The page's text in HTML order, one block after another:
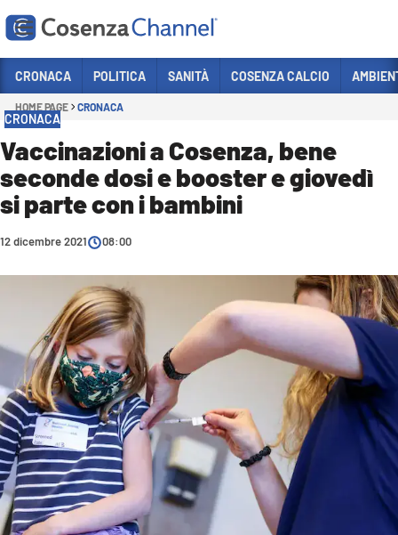
Sezioni
CRONACA
POLITICA
COSENZA CALCIO
ECONOMIA E LAVORO
SANITÀ
SPORT
CULTURA
AMBIENTE
Streaming
LAC TV
LAC NETWORK
CRONACA POLITICA SANITÀ COSENZA CALCIO
HOME PAGE CRONACA
CRONACA
Vaccinazioni a Cosenza, bene
seconde dosi e booster e giovedì
si parte con i bambini
12 dicembre 2021 08:00